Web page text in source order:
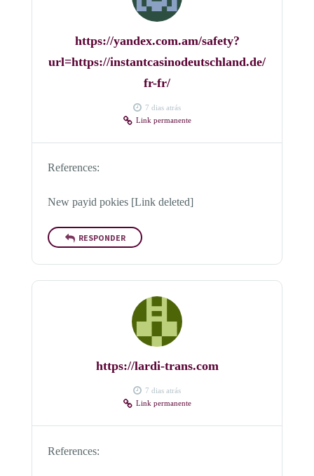
https://yandex.com.am/safety?
url=https://instantcasinodeutschland.de/
fr-fr/
7 dias atrás
Link permanente
References:
New payid pokies [Link deleted]
RESPONDER
https://lardi-trans.com
7 dias atrás
Link permanente
References: